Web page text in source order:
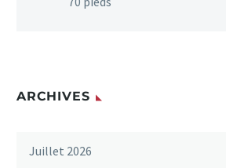
ARCHIVES
Juillet 2026